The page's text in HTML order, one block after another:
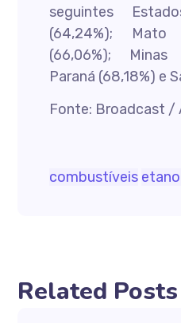
seguintes
(64,24%);
(66,06%); Minas
Paraná (68,18%) e
Fonte: Broadcast /
combustíveis
Related Posts